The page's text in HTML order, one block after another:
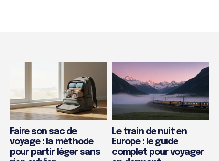
Faire son sac de
voyage : la méthode
pour partir léger sans
Le train de nuit en
Europe : le guide
complet pour voyager